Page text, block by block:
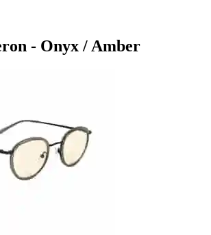
- Onyx / Amber